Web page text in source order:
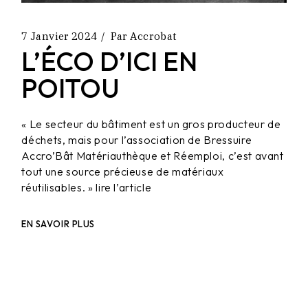
7 Janvier 2024 Par Accrobat
L’ÉCO D’ICI EN
POITOU
« Le secteur du bâtiment est un gros producteur de
déchets, mais pour l’association de Bressuire
Accro’Bât Matériauthèque et Réemploi, c’est avant
tout une source précieuse de matériaux
réutilisables. » lire l’article
EN SAVOIR PLUS